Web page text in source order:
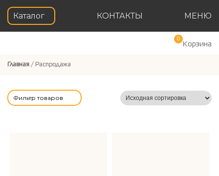
Каталог КОНТАКТЫ МЕНЮ
0
Корзина
Главная / Распродажа
Фильтр товаров